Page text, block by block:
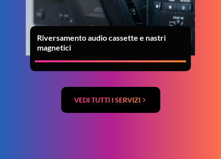
Riversamento audio cassette e nastri
magnetici
VEDI TUTTI I SERVIZI